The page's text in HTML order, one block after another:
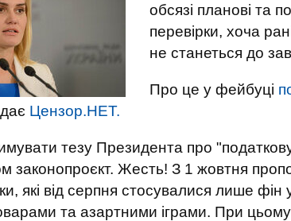
обсязі планові та
перевірки, хоча
не станеться до
Про це у фейбуці
Цензор.НЕТ.
тезу Президента про
законопроєкт. Жесть! З 1 жовтня
які від серпня стосувалися лише фін
та азартними іграми. При